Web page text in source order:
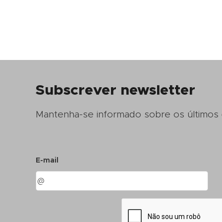
Subscrever newsletter
Mantenha-se informado sobre os
E-mail